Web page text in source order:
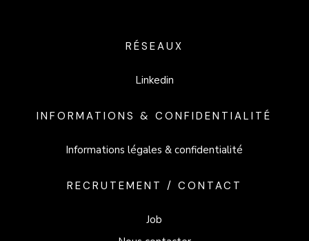
RÉSEAUX
Linkedin
INFORMATIONS & CONFIDENTIALITÉ
Informations légales & confidentialité
RECRUTEMENT / CONTACT
Job